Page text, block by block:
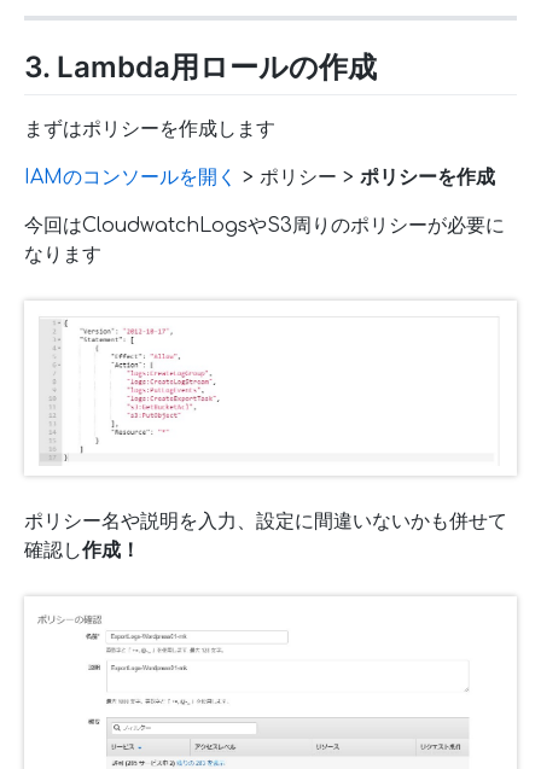
3. Lambda用ロールの作成
まずはポリシーを作成します
IAMのコンソールを開く > ポリシー > ポリシーを作成
今回はCloudwatchLogsやS3周りのポリシーが必要に
なります
ポリシー名や説明を入力、設定に間違いないかも併せて
確認し作成！